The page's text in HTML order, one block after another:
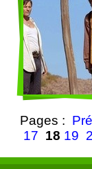
Pages :
17 18 19